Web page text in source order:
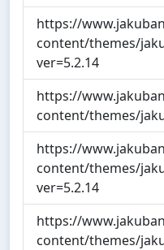
https://
content/themes/
ver=5.2.14
https://
content/themes/
https://
content/themes/
ver=5.2.14
https://
content/themes/